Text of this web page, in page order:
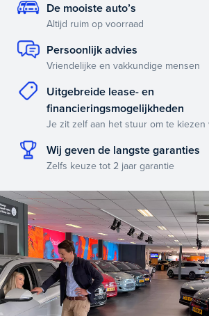
De mooiste auto’s
Altijd ruim op voorraad
Persoonlijk advies
Vriendelijke en vakkundige mensen
Uitgebreide lease- en
financieringsmogelijkheden
Je zit zelf aan het stuur om te kiezen
Wij geven de langste garanties
Zelfs keuze tot 2 jaar garantie